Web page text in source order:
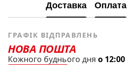
Доставка Оплата
ГРАФІК ВІДПРАВЛЕНЬ
НОВА ПОШТА
Кожного буднього дня о 12:00